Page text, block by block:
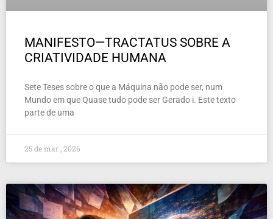
MANIFESTO—TRACTATUS SOBRE A
CRIATIVIDADE HUMANA
Sete Teses sobre o que a Máquina não pode ser, num
Mundo em que Quase tudo pode ser Gerado i. Este texto
parte de uma
25 de mar , 2026